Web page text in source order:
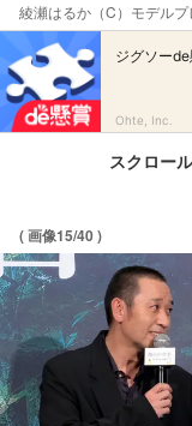
綾瀬はるか（C）モデルプ
ジグソー
Ohte, Inc.
スクロー
( 画像15/40 )